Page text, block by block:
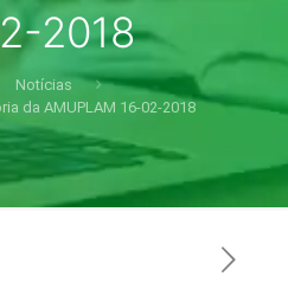
2018
Notícias
da AMUPLAM 16-02-2018